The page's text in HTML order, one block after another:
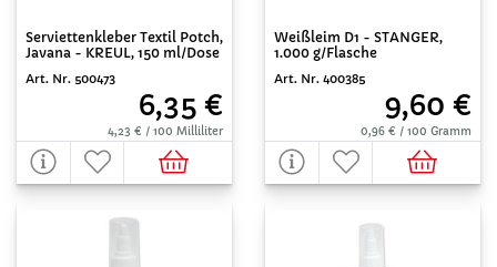
Serviettenkleber Textil Potch,
Javana - KREUL, 150 ml/Dose
Art. Nr. 500473
6,35 €
4,23 € / 100 Milliliter
Weißleim D1 - STANGER,
1.000 g/Flasche
Art. Nr. 400385
9,60 €
0,96 € / 100 Gramm